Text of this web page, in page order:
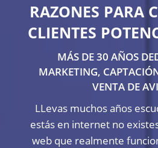
RAZONES PARA
CLIENTES
MÁS DE 30 AÑOS
MARKETING,
VENTA DE
LLevas muchos años
estás en internet no
web que realmente